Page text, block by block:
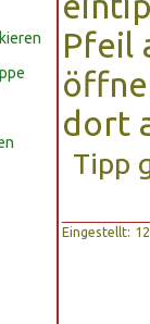
Pfeil
dort
Tipp
Eingestellt: